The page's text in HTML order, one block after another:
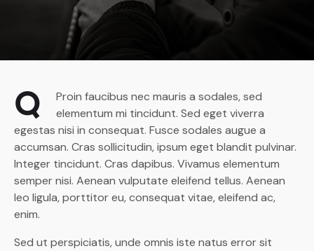
Q
Proin faucibus nec mauris a sodales, sed
elementum mi tincidunt. Sed eget viverra
egestas nisi in consequat. Fusce sodales augue a
accumsan. Cras sollicitudin, ipsum eget blandit pulvinar.
Integer tincidunt. Cras dapibus. Vivamus elementum
semper nisi. Aenean vulputate eleifend tellus. Aenean
leo ligula, porttitor eu, consequat vitae, eleifend ac,
enim.
Sed ut perspiciatis, unde omnis iste natus error sit